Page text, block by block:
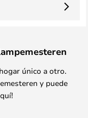
único a otro.
y puede